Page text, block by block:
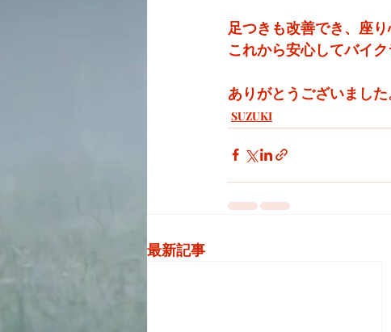
足つきも改善でき、座
これから安心してバイ
ありがとうございました
SUZUKI
最新記事